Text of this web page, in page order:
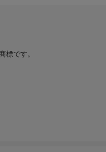
標です。